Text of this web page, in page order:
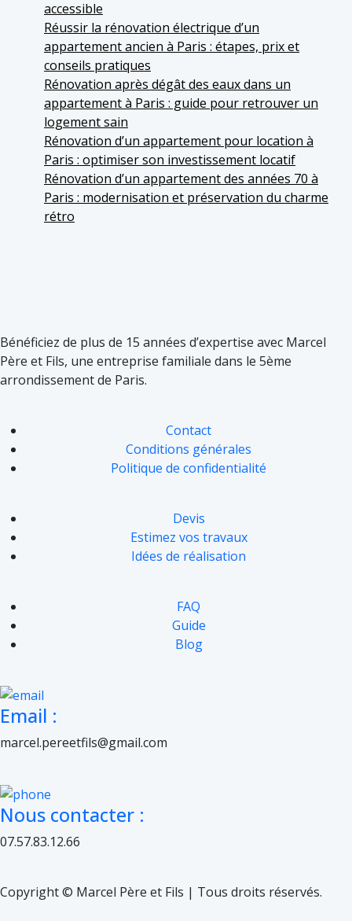
accessible
Réussir la rénovation électrique d’un
appartement ancien à Paris : étapes, prix et
conseils pratiques
Rénovation après dégât des eaux dans un
appartement à Paris : guide pour retrouver un
logement sain
Rénovation d’un appartement pour location à
Paris : optimiser son investissement locatif
Rénovation d’un appartement des années 70 à
Paris : modernisation et préservation du charme
rétro
Bénéficiez de plus de 15 années d’expertise avec Marcel
Père et Fils, une entreprise familiale dans le 5ème
arrondissement de Paris.
Contact
Conditions générales
Politique de confidentialité
Devis
Estimez vos travaux
Idées de réalisation
FAQ
Guide
Blog
Email :
marcel.pereetfils@gmail.com
Nous contacter :
07.57.83.12.66
Copyright © Marcel Père et Fils | Tous droits réservés.